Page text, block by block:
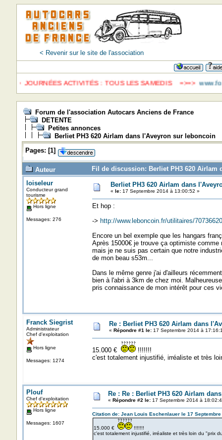
< Revenir sur le site de l'association
JOURNÉES ACTIVITÉS : TOUS LES SAMEDIS =>=>
Forum de l'association Autocars Anciens de France
DETENTE
Petites annonces
Berliet PH3 620 Airlam dans l'Aveyron sur leboncoin
Pages: [1]
Auteur
Fil de discussion: Berliet PH3 620
loiseleur
Conducteur grand
tourisme
Hors ligne
Messages: 276
Berliet PH3 620 Airlam dans
« le:17 Septembre 2014 à 13:00:52 »
Et hop :
-> http://www.leboncoin.fr/utilitaires/
Encore un bel exemple que les hangars
Après 15000€ je trouve ça optimiste
mais je ne suis pas certain que notre
de mon beau s53m...
Dans le même genre j'ai d'ailleurs
bien à l'abri à 3km de chez moi.
pris connaissance de mon intérêt pour ces
Franck Siegrist
Administrateur
Chef d'exploitation
Hors ligne
Messages: 1274
Re : Berliet PH3 620 Airlam dans
« Répondre #1 le:17 Septembre 2014 à
15.000 €
!!!!!!!
c'est totalement injustifié, irréaliste et très
Plouf
Chef d'exploitation
Hors ligne
Messages: 1607
Re : Re : Berliet PH3 620 Airlam
« Répondre #2 le:17 Septembre 2014 à
Citation de: Jean Louis Eschenlauer le 17 Septembre
15.000 €
!!!!!!!
c'est totalement injustifié, irréaliste et très loin du "prix